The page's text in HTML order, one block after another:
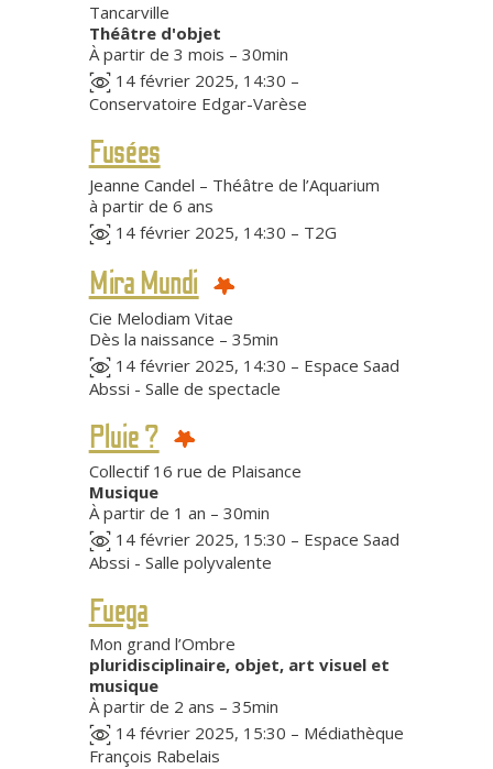
Tancarville
Théâtre d'objet
À partir de 3 mois – 30min
14 février 2025, 14:30 –
Conservatoire Edgar-Varèse
Fusées
Jeanne Candel – Théâtre de l’Aquarium
à partir de 6 ans
14 février 2025, 14:30 – T2G
Mira Mundi
Cie Melodiam Vitae
Dès la naissance – 35min
14 février 2025, 14:30 – Espace Saad
Abssi - Salle de spectacle
Pluie ?
Collectif 16 rue de Plaisance
Musique
À partir de 1 an – 30min
14 février 2025, 15:30 – Espace Saad
Abssi - Salle polyvalente
Fuega
Mon grand l’Ombre
pluridisciplinaire, objet, art visuel et
musique
À partir de 2 ans – 35min
14 février 2025, 15:30 – Médiathèque
François Rabelais